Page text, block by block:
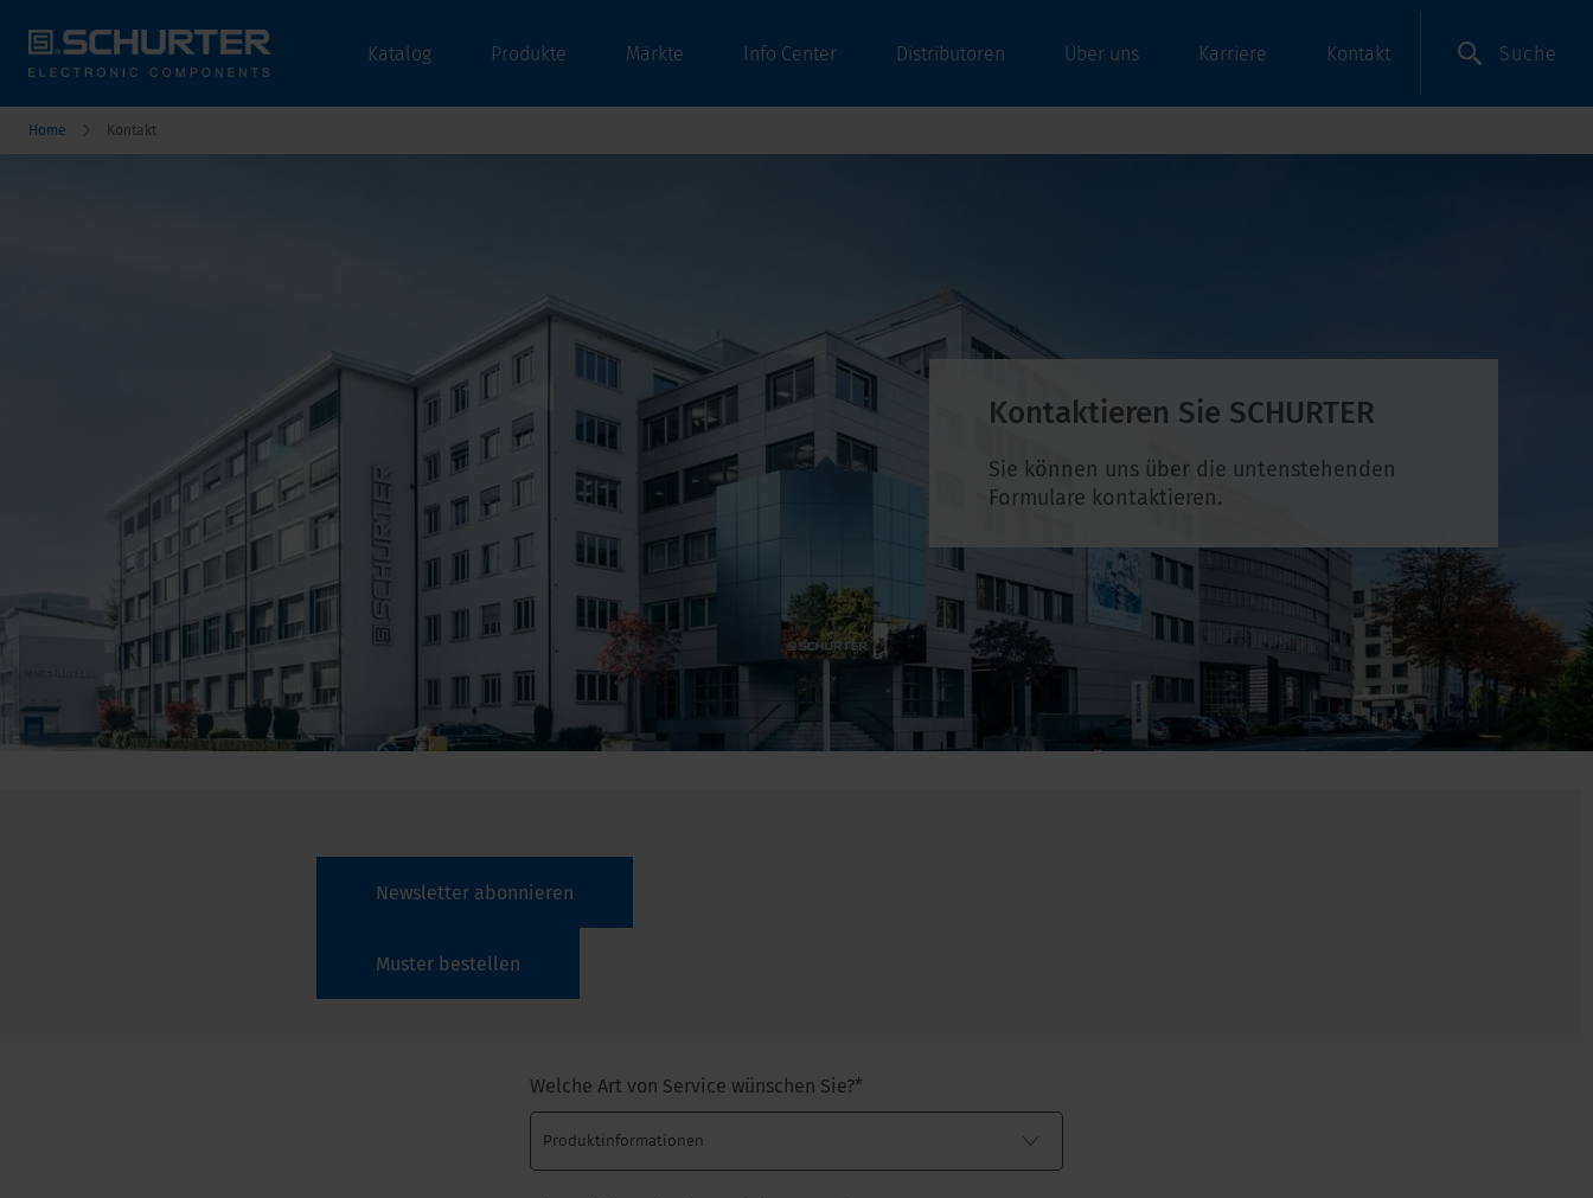
Katalog Produkte Märkte Info Center Distributoren Über uns Karriere Kontakt Suche
Home Kontakt
Kontaktieren Sie SCHURTER
Sie können uns über die untenstehenden
Formulare kontaktieren.
Newsletter abonnieren
Muster bestellen
Welche Art von Service wünschen Sie?*